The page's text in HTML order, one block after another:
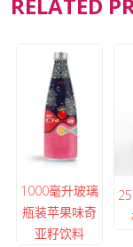
1000毫升玻璃
瓶装苹果味奇
亚籽饮料